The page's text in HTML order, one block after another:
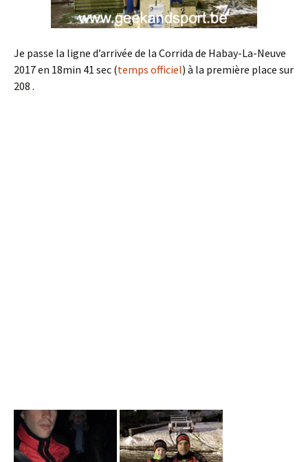
Je passe la ligne d’arrivée de la Corrida de Habay-La-Neuve
2017 en 18min 41 sec (temps officiel) à la première place sur
208 .